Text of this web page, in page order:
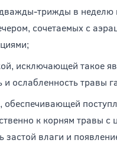
трижды в неделю
сочетаемых с
исключающей такое
и ослабленность травы
обеспечивающей
к корням травы с
застой влаги и